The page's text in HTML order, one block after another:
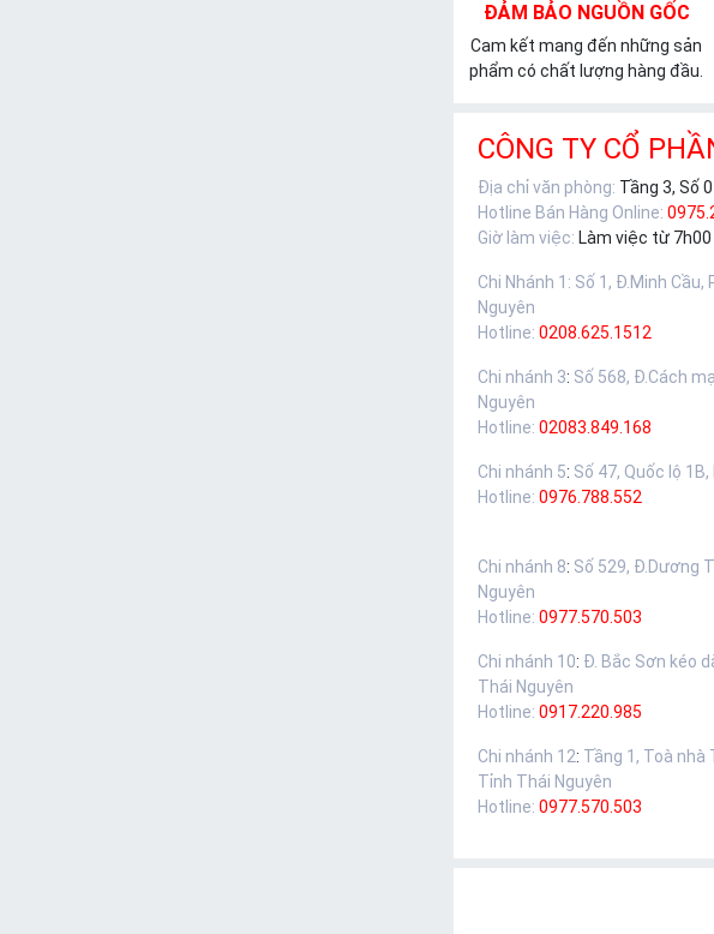
ĐẢM BẢO NGUỒN GỐC
Cam kết mang đến những sản
phẩm có chất lượng hàng đầu.
CÔNG TY CỔ
Địa chỉ văn phòng: Tầng 3, Số
Hotline Bán Hàng Online:
Giờ làm việc: Làm việc từ
Chi Nhánh 1 : Số 1, Đ.Minh Cầu,
Nguyên
Hotline: 0208.625.1512
Chi nhánh 3: Số 568, Đ.Cách
Nguyên
Hotline: 02083.849.168
Chi nhánh 5: Số 47, Quốc lộ
Hotline: 0976.788.552
Chi nhánh 8: Số 529, Đ.Dương
Nguyên
Hotline: 0977.570.503
Chi nhánh 10: Đ. Bắc Sơn kéo
Thái Nguyên
Hotline: 0917.220.985
Chi nhánh 12: Tầng 1, Toà nhà
Tỉnh Thái Nguyên
Hotline: 0977.570.503